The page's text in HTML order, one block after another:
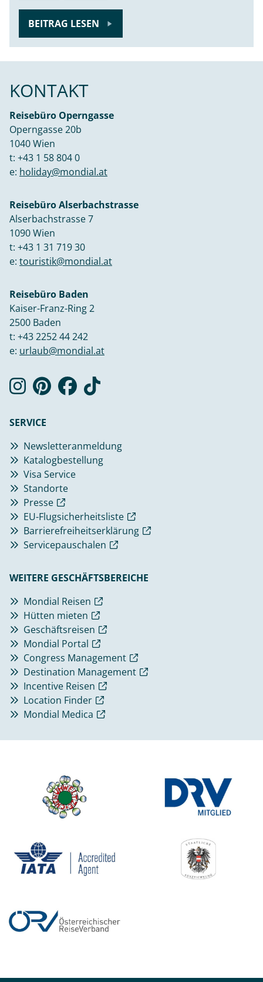
BEITRAG LESEN
KONTAKT
Reisebüro Operngasse
Operngasse 20b
1040 Wien
t: +43 1 58 804 0
e: holiday@mondial.at
Reisebüro Alserbachstrasse
Alserbachstrasse 7
1090 Wien
t: +43 1 31 719 30
e: touristik@mondial.at
Reisebüro Baden
Kaiser-Franz-Ring 2
2500 Baden
t: +43 2252 44 242
e: urlaub@mondial.at
SERVICE
Newsletteranmeldung
Katalogbestellung
Visa Service
Standorte
Presse
EU-Flugsicherheitsliste
Barrierefreiheitserklärung
Servicepauschalen
WEITERE GESCHÄFTSBEREICHE
Mondial Reisen
Hütten mieten
Geschäftsreisen
Mondial Portal
Congress Management
Destination Management
Incentive Reisen
Location Finder
Mondial Medica